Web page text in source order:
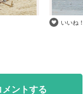
いいね！
メントする